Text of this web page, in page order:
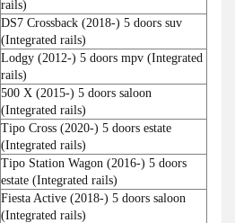
rails)
DS7 Crossback (2018-) 5 doors suv
(Integrated rails)
Lodgy (2012-) 5 doors mpv (Integrated
rails)
500 X (2015-) 5 doors saloon
(Integrated rails)
Tipo Cross (2020-) 5 doors estate
(Integrated rails)
Tipo Station Wagon (2016-) 5 doors
estate (Integrated rails)
Fiesta Active (2018-) 5 doors saloon
(Integrated rails)